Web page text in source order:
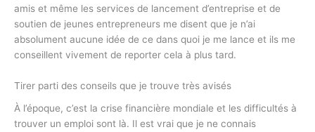
amis et même les services de lancement d’entreprise et de
soutien de jeunes entrepreneurs me disent que je n’ai
absolument aucune idée de ce dans quoi je me lance et ils me
conseillent vivement de reporter cela à plus tard.
Tirer parti des conseils que je trouve très avisés
À l’époque, c’est la crise financière mondiale et les difficultés à
trouver un emploi sont là. Il est vrai que je ne connais